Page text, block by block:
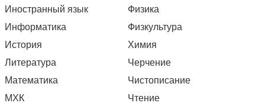
Иностранный язык
Информатика
История
Литература
Математика
МХК
Физика
Физкультура
Химия
Черчение
Чистописание
Чтение